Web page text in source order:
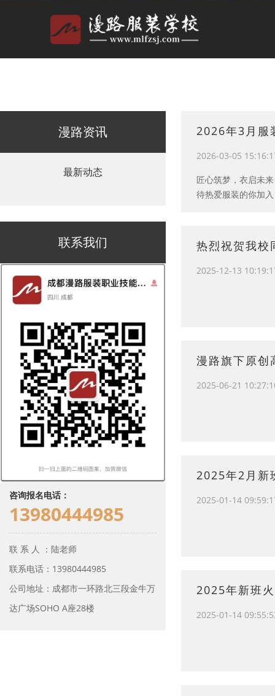
漫路资讯
最新动态
联系我们
咨询报名电话：
13980444985
联 系 人 ：陆老师
联系电话：13980444985
公司地址：成都市一环路北三段金牛万
达广场SOHO A座28楼
2026年3月服
2026-03-05
匠心筑梦，衣启未
待热爱服装的你加
热烈祝贺我校
2025-12-13
漫路旗下原创
2025-06-21
2025年2月新
2025-01-14
2025年新班
2025-01-14